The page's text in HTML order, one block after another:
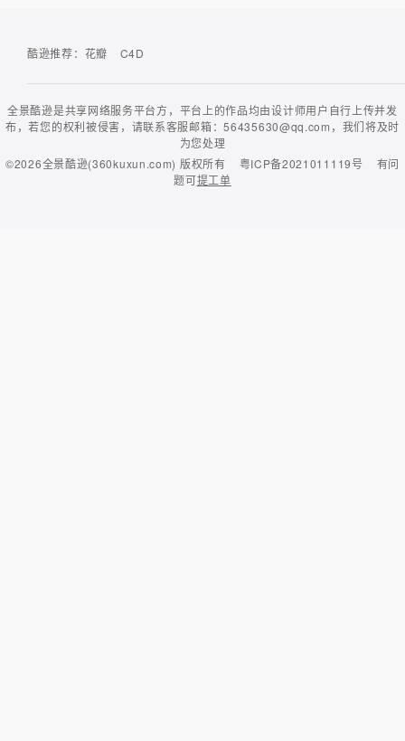
酷逊推荐： 花瓣 C4D
全景酷逊是共享网络服务平台方，平台上的作品均由设计师用户自行上传并发
布，若您的权利被侵害，请联系客服邮箱：56435630@qq.com，我们将及时
为您处理
©2026全景酷逊(360kuxun.com) 版权所有 粤ICP备2021011119号
有问
题可提工单